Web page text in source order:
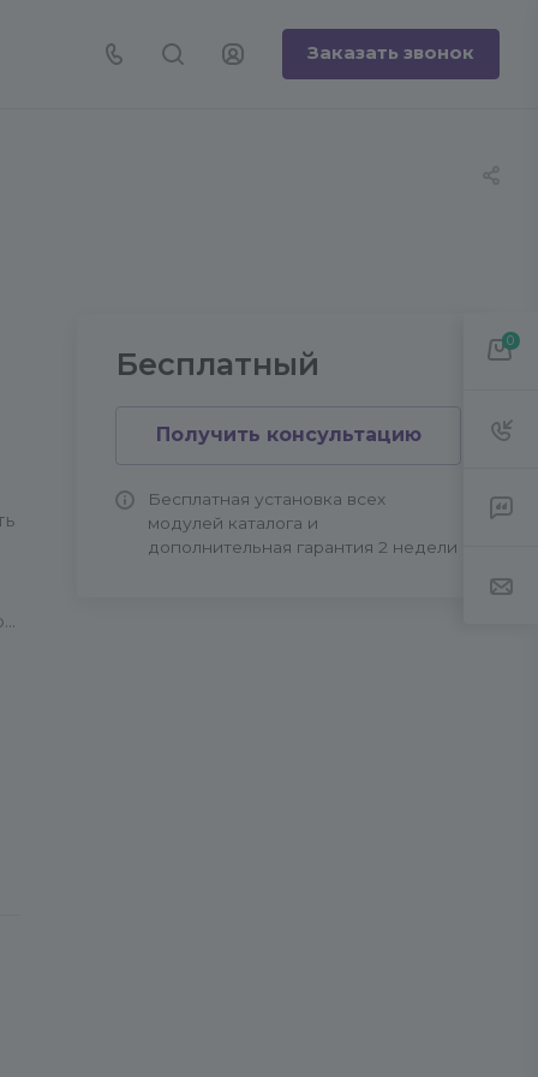
Заказать звонок
Бесплатный
Получить консультацию
Бесплатная установка всех
модулей каталога и
дополнительная гарантия 2 недели
0